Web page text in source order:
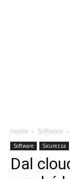
Home Software
Software Sicurezza
Dal